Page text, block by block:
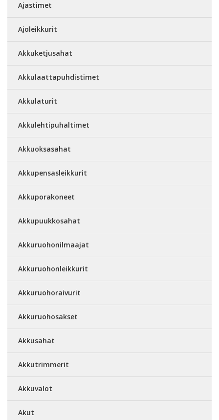
Ajastimet
Ajoleikkurit
Akkuketjusahat
Akkulaattapuhdistimet
Akkulaturit
Akkulehtipuhaltimet
Akkuoksasahat
Akkupensasleikkurit
Akkuporakoneet
Akkupuukkosahat
Akkuruohonilmaajat
Akkuruohonleikkurit
Akkuruohoraivurit
Akkuruohosakset
Akkusahat
Akkutrimmerit
Akkuvalot
Akut